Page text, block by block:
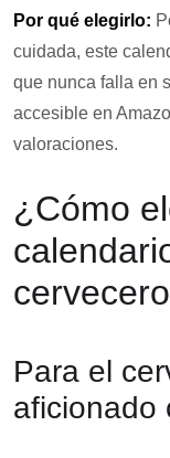
Por qué elegirlo:
cuidada, este
que nunca falla en
accesible en
valoraciones.
¿Cómo
Para el
aficionado